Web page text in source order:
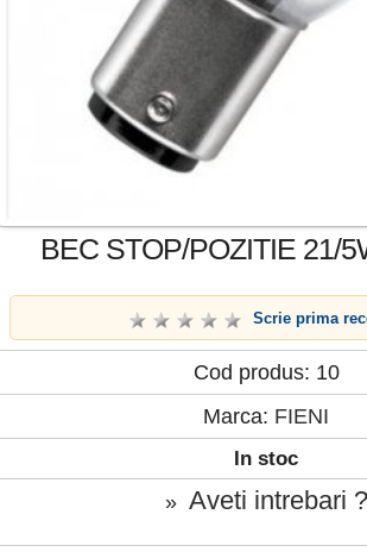
BEC STOP/POZITIE 21/
Scrie prima
Cod produs: 10
Marca: FIENI
In stoc
» Aveti intrebari ?